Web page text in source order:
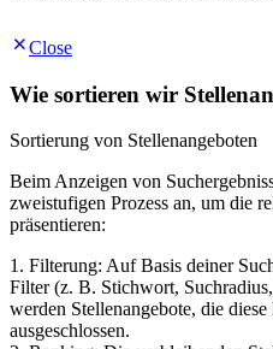
Close
Wie sortieren wir
Sortierung von Stellenangeboten
Beim Anzeigen von
zweistufigen Prozess an, um die
präsentieren:
1. Filterung: Auf Basis deiner
Filter (z. B. Stichwort,
werden Stellenangebote, die
ausgeschlossen.